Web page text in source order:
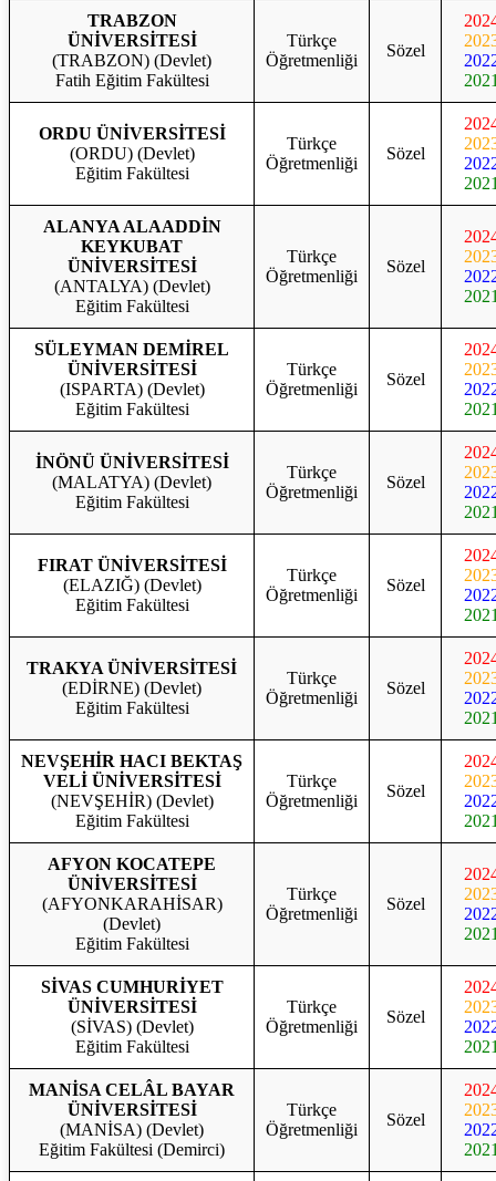
TRABZON
ÜNİVERSİTESİ
(TRABZON) (Devlet)
Fatih Eğitim Fakültesi
Türkçe
Öğretmenliği
Sözel
ORDU ÜNİVERSİTESİ
(ORDU) (Devlet)
Eğitim Fakültesi
Türkçe
Öğretmenliği
Sözel
ALANYA ALAADDİN
KEYKUBAT
ÜNİVERSİTESİ
(ANTALYA) (Devlet)
Eğitim Fakültesi
Türkçe
Öğretmenliği
Sözel
SÜLEYMAN DEMİREL
ÜNİVERSİTESİ
(ISPARTA) (Devlet)
Eğitim Fakültesi
Türkçe
Öğretmenliği
Sözel
İNÖNÜ ÜNİVERSİTESİ
(MALATYA) (Devlet)
Eğitim Fakültesi
Türkçe
Öğretmenliği
Sözel
FIRAT ÜNİVERSİTESİ
(ELAZIĞ) (Devlet)
Eğitim Fakültesi
Türkçe
Öğretmenliği
Sözel
TRAKYA ÜNİVERSİTESİ
(EDİRNE) (Devlet)
Eğitim Fakültesi
Türkçe
Öğretmenliği
Sözel
NEVŞEHİR HACI BEKTAŞ
VELİ ÜNİVERSİTESİ
(NEVŞEHİR) (Devlet)
Eğitim Fakültesi
Türkçe
Öğretmenliği
Sözel
AFYON KOCATEPE
ÜNİVERSİTESİ
(AFYONKARAHİSAR)
(Devlet)
Eğitim Fakültesi
Türkçe
Öğretmenliği
Sözel
SİVAS CUMHURİYET
ÜNİVERSİTESİ
(SİVAS) (Devlet)
Eğitim Fakültesi
Türkçe
Öğretmenliği
Sözel
MANİSA CELÂL BAYAR
ÜNİVERSİTESİ
(MANİSA) (Devlet)
Eğitim Fakültesi (Demirci)
Türkçe
Öğretmenliği
Sözel